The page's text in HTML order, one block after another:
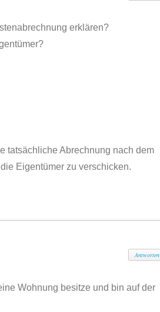
erklären?
tatsächliche Abrechnung nach dem
Eigentümer zu verschicken.
Wohnung besitze und bin auf der
Antworten